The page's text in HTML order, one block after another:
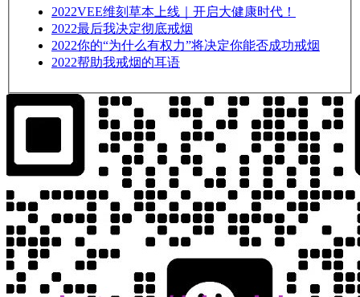
2022VEE维刻草本上线｜开启大健康时代！
2022最后我决定彻底戒烟
2022你的“为什么有权力”将决定你能否成功戒烟
2022帮助我戒烟的耳语